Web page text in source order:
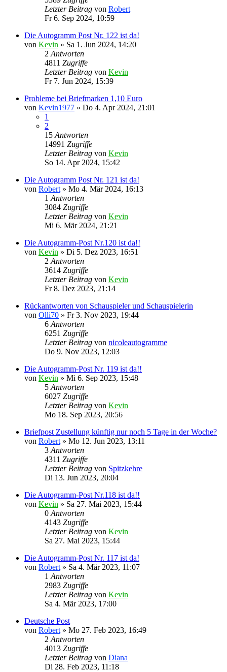
Letzter Beitrag von Robert
Fr 6. Sep 2024, 10:59
Die Autogramm Post Nr. 122 ist da!
von Kevin » Sa 1. Jun 2024, 14:20
2Antworten
4811 Zugriffe
Letzter Beitrag von Kevin
Fr 7. Jun 2024, 15:39
Probleme bei Briefmarken 1,10 Euro
von Kevin1977 » Do 4. Apr 2024, 21:01
1
2
15Antworten
14991 Zugriffe
Letzter Beitrag von Kevin
So 14. Apr 2024, 15:42
Die Autogramm Post Nr. 121 ist da!
von Robert» Mo 4. Mär 2024, 16:13
1Antworten
3084 Zugriffe
Letzter Beitrag von Kevin
Mi 6. Mär 2024, 21:21
Die Autogramm-Post Nr.120 ist da!!
von Kevin » Di 5. Dez 2023, 16:51
2Antworten
3614 Zugriffe
Letzter Beitrag von Kevin
Fr 8. Dez 2023, 21:14
Rückantworten von Schauspieler und Schauspielerin
von Olli70 » Fr 3. Nov 2023, 19:44
6Antworten
6251 Zugriffe
Letzter Beitrag von nicoleautogramme
Do 9. Nov 2023, 12:03
Die Autogramm-Post Nr. 119 ist da!!
von Kevin » Mi 6. Sep 2023, 15:48
5Antworten
6027 Zugriffe
Letzter Beitrag von Kevin
Mo 18. Sep 2023, 20:56
Briefpost Zustellung künftig nur noch 5 Tage in der Woche?
von Robert» Mo 12. Jun 2023, 13:11
3Antworten
4311 Zugriffe
Letzter Beitrag von Spitzkehre
Di 13. Jun 2023, 20:04
Die Autogramm-Post Nr.118 ist da!!
von Kevin » Sa 27. Mai 2023, 15:44
0Antworten
4143 Zugriffe
Letzter Beitrag von Kevin
Sa 27. Mai 2023, 15:44
Die Autogramm-Post Nr. 117 ist da!
von Robert» Sa 4. Mär 2023, 11:07
1Antworten
2983 Zugriffe
Letzter Beitrag von Kevin
Sa 4. Mär 2023, 17:00
Deutsche Post
von Robert» Mo 27. Feb 2023, 16:49
2Antworten
4013 Zugriffe
Letzter Beitrag von Diana
Di 28. Feb 2023, 11:18